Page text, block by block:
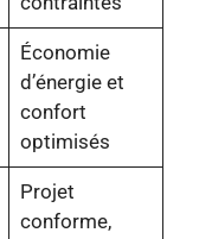
Économie
d’énergie et
confort
optimisés
Projet
conforme,